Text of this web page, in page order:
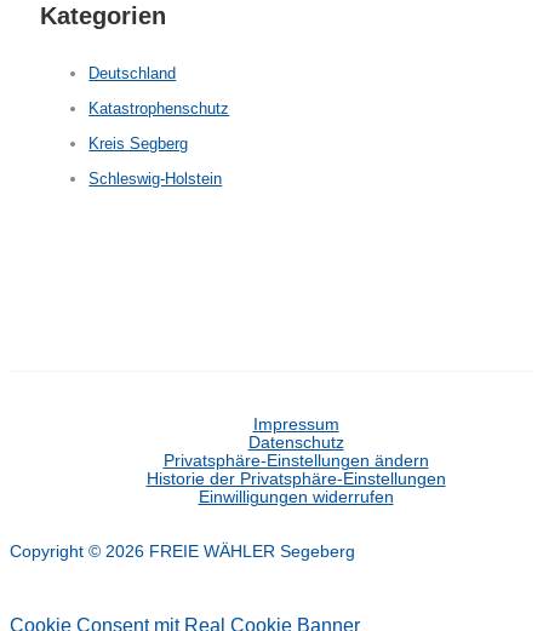
Kategorien
Deutschland
Katastrophenschutz
Kreis Segberg
Schleswig-Holstein
Impressum
Datenschutz
Privatsphäre-Einstellungen ändern
Historie der Privatsphäre-Einstellungen
Einwilligungen widerrufen
Copyright © 2026 FREIE WÄHLER Segeberg
Cookie Consent mit Real Cookie Banner